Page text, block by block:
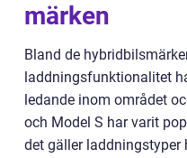
märken
Bland de
laddningsfunktionalitet
ledande inom området
och Model S har varit
det gäller